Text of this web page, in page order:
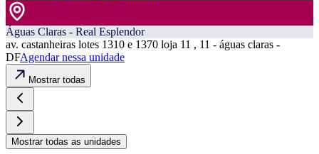
Águas Claras - Real Esplendor
av. castanheiras lotes 1310 e 1370 loja 11 , 11 - águas claras -
DFAgendar nessa unidade
Mostrar todas
Mostrar todas as unidades